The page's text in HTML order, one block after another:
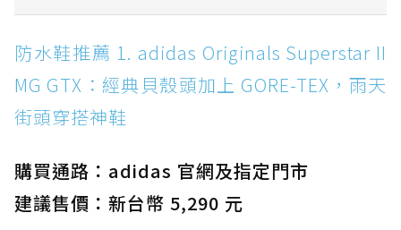
防水鞋推薦 1. adidas Originals Superstar II
MG GTX：經典貝殼頭加上 GORE-TEX，雨天街
頭穿搭神鞋
防水鞋推薦 2. New Balance Hierro v9 GORE-
防水鞋推薦 3. Nike Dunk Low GORE-TEX：
經典 Dunk 輪廓加上防水科技，雨天穿搭帥度不
打折
防水鞋推薦 1. adidas Originals Superstar II
MG GTX：經典貝殼頭加上 GORE-TEX，雨天
街頭穿搭神鞋
購買通路：adidas 官網及指定門市
建議售價：新台幣 5,290 元